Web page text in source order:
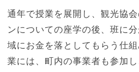
通年で授業を展開し、観光協
ンについての座学の後、班に
域にお金を落としてもらう仕
業には、町内の事業者も参加